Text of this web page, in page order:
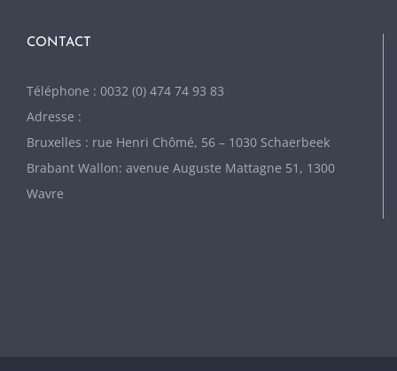
CONTACT
Téléphone : 0032 (0) 474 74 93 83
Adresse :
Bruxelles : rue Henri Chômé, 56 – 1030 Schaerbeek
Brabant Wallon: avenue Auguste Mattagne 51, 1300
Wavre